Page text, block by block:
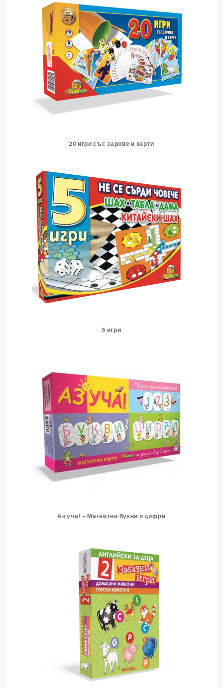
20 игри със зарове и карти
5 игри
Аз уча! – Магнитни букви и цифри